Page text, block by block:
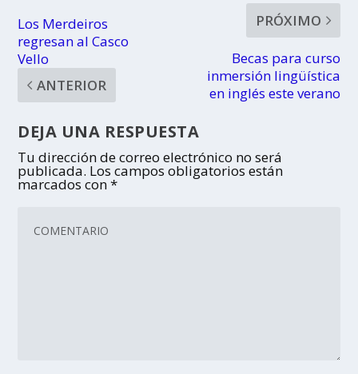
Los Merdeiros
regresan al Casco
Vello
ANTERIOR
PRÓXIMO
Becas para curso
inmersión lingüística
en inglés este verano
DEJA UNA RESPUESTA
Tu dirección de correo electrónico no será
publicada. Los campos obligatorios están
marcados con*